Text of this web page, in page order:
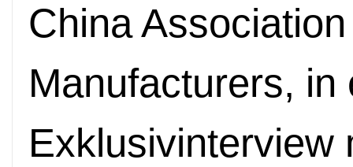
China
Manufacturers, in
Exklusivinterview